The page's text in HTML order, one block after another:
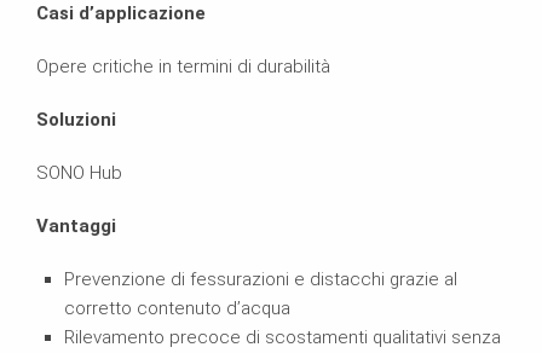
Casi d’applicazione
Opere critiche in termini di durabilità
Soluzioni
SONO Hub
Vantaggi
Prevenzione di fessurazioni e distacchi grazie al
corretto contenuto d’acqua
Rilevamento precoce di scostamenti qualitativi senza